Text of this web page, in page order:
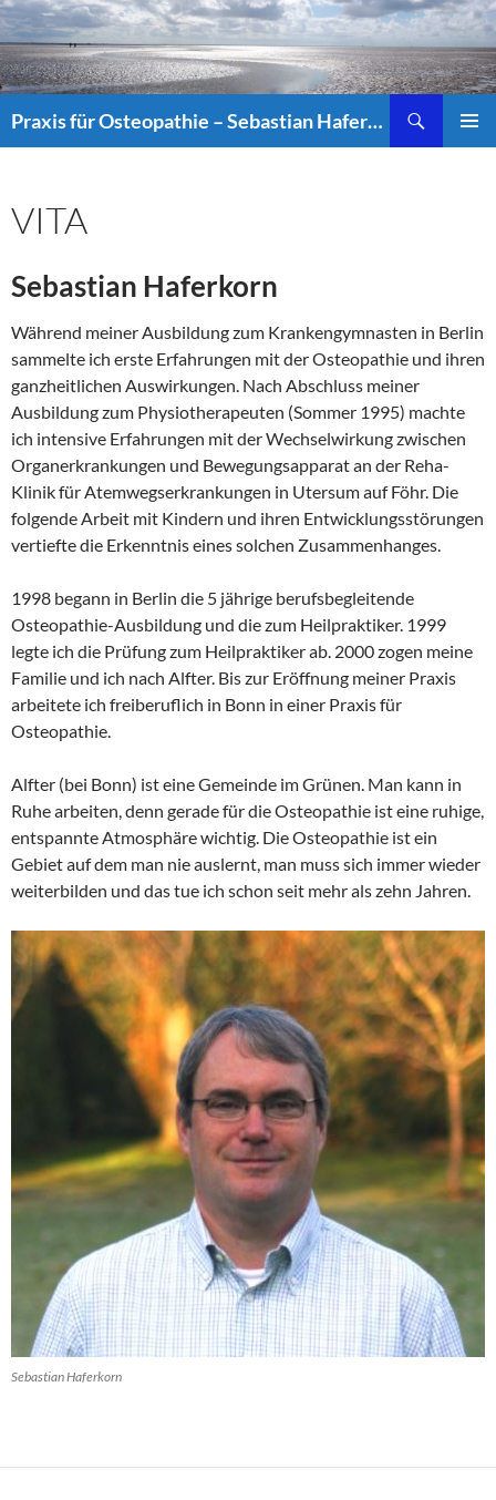
Praxis für Osteopathie – Sebastian Haferkorn
VITA
Sebastian Haferkorn
Während meiner Ausbildung zum Krankengymnasten in Berlin
sammelte ich erste Erfahrungen mit der Osteopathie und ihren
ganzheitlichen Auswirkungen. Nach Abschluss meiner
Ausbildung zum Physiotherapeuten (Sommer 1995) machte
ich intensive Erfahrungen mit der Wechselwirkung zwischen
Organerkrankungen und Bewegungsapparat an der Reha-
Klinik für Atemwegserkrankungen in Utersum auf Föhr. Die
folgende Arbeit mit Kindern und ihren Entwicklungsstörungen
vertiefte die Erkenntnis eines solchen Zusammenhanges.
1998 begann in Berlin die 5 jährige berufsbegleitende
Osteopathie-Ausbildung und die zum Heilpraktiker. 1999
legte ich die Prüfung zum Heilpraktiker ab. 2000 zogen meine
Familie und ich nach Alfter. Bis zur Eröffnung meiner Praxis
arbeitete ich freiberuflich in Bonn in einer Praxis für
Osteopathie.
Alfter (bei Bonn) ist eine Gemeinde im Grünen. Man kann in
Ruhe arbeiten, denn gerade für die Osteopathie ist eine ruhige,
entspannte Atmosphäre wichtig. Die Osteopathie ist ein
Gebiet auf dem man nie auslernt, man muss sich immer wieder
weiterbilden und das tue ich schon seit mehr als zehn Jahren.
Sebastian Haferkorn